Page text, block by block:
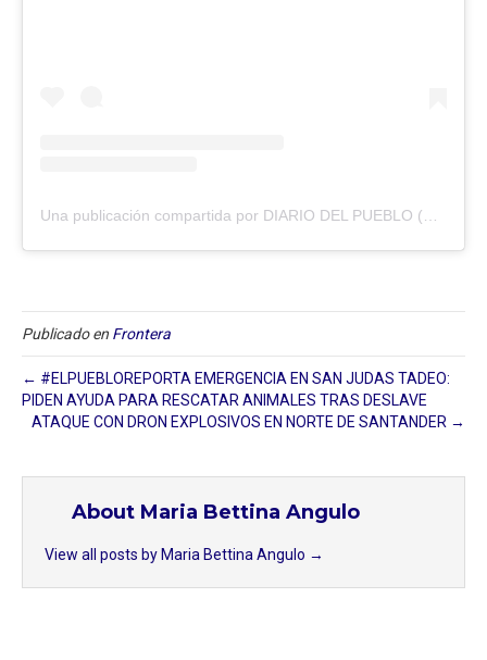
Publicado en Frontera
← #ELPUEBLOREPORTA EMERGENCIA EN SAN JUDAS TADEO:
PIDEN AYUDA PARA RESCATAR ANIMALES TRAS DESLAVE
ATAQUE CON DRON EXPLOSIVOS EN NORTE DE SANTANDER →
About Maria Bettina Angulo
View all posts by Maria Bettina Angulo →